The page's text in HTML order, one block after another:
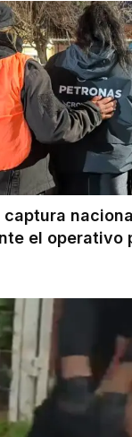
captura
el operativo